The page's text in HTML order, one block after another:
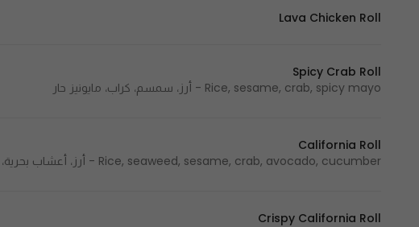
Lava Chicken Roll
Spicy Crab Roll
Rice, sesame, crab, spicy mayo - أرز، سمسم، كراب، مايونيز حار
California Roll
Rice, seaweed, sesame, crab, avocado, cucumber - أرز، أعشاب بحرية، سمسم، كراب، أفوكادو، خيار
Crispy California Roll